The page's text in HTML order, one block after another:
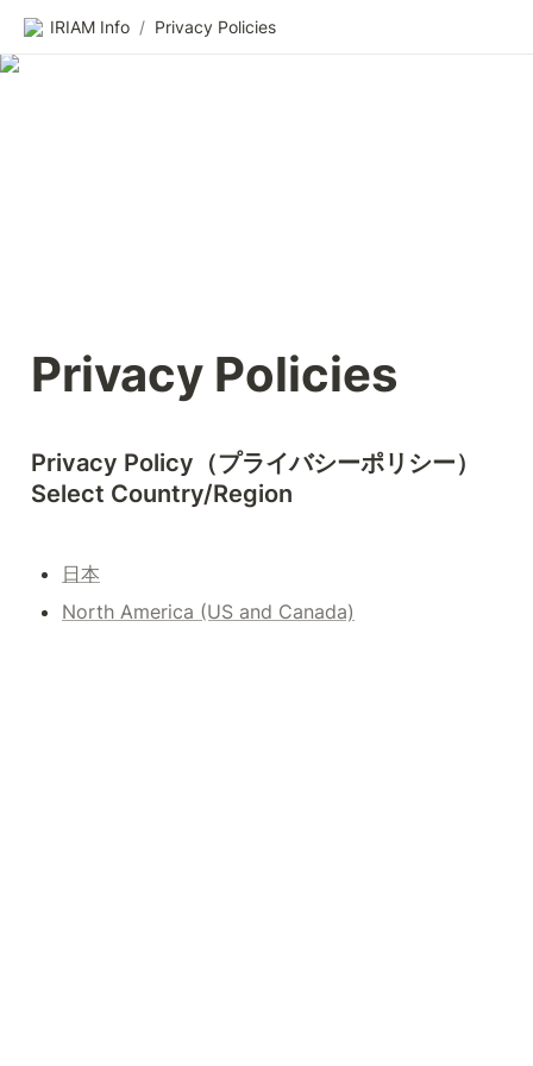
IRIAM Info / Privacy Policies
Privacy Policies
Privacy Policy（プライバシーポリシー）
Select Country/Region
日本
North America (US and Canada)